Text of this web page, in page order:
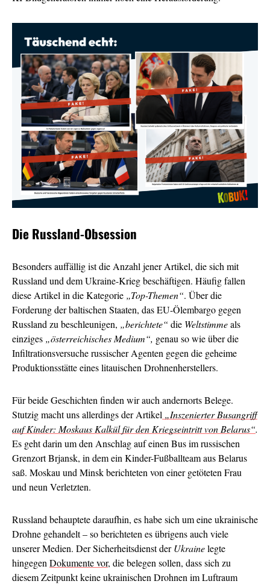
Die Russland-Obsession
Besonders auffällig ist die Anzahl jener Artikel, die sich mit
Russland und dem Ukraine-Krieg beschäftigen. Häufig fallen
diese Artikel in die Kategorie „Top-Themen“. Über die
Forderung der baltischen Staaten, das EU-Ölembargo gegen
Russland zu beschleunigen, „berichtete“ die Weltstimmeals
einziges „österreichisches Medium“, genau so wie über die
Infiltrationsversuche russischer Agenten gegen die geheime
Produktionsstätte eines litauischen Drohnenherstellers.
Für beide Geschichten finden wir auch andernorts Belege.
Stutzig macht uns allerdings der Artikel „Inszenierter Busangriff
auf Kinder: Moskaus Kalkül für den Kriegseintritt von Belarus“.
Es geht darin um den Anschlag auf einen Bus im russischen
Grenzort Brjansk, in dem ein Kinder-Fußballteam aus Belarus
saß. Moskau und Minsk berichteten von einer getöteten Frau
und neun Verletzten.
Russland behauptete daraufhin, es habe sich um eine ukrainische
Drohne gehandelt – so berichteten es übrigens auch viele
unserer Medien. Der Sicherheitsdienst derUkrainelegte
hingegen Dokumente vor, die belegen sollen, dass sich zu
diesem Zeitpunkt keine ukrainischen Drohnen im Luftraum